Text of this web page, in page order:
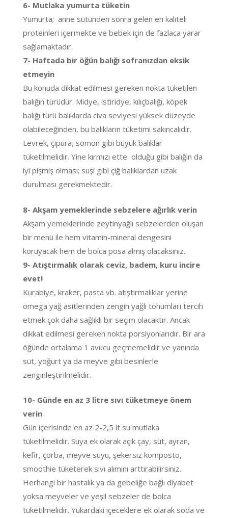
6- Mutlaka yumurta tüketin
Yumurta; anne sütünden sonra gelen en kaliteli
proteinleri içermekte ve bebek için de fazlaca yarar
sağlamaktadır.
7- Haftada bir öğün balığı sofranızdan eksik
etmeyin
Bu konuda dikkat edilmesi gereken nokta tüketilen
balığın türüdür. Midye, istiridye, kılıçbalığı, köpek
balığı türü balıklarda civa seviyesi yüksek düzeyde
olabileceğinden, bu balıkların tüketimi sakıncalıdır.
Levrek, çipura, somon gibi büyük balıklar
tüketilmelidir. Yine kırmızı ette olduğu gibi balığın da
iyi pişmiş olması; suşi gibi çiğ balıklardan uzak
durulması gerekmektedir.
8- Akşam yemeklerinde sebzelere ağırlık verin
Akşam yemeklerinde zeytinyağlı sebzelerden oluşan
bir menü ile hem vitamin-mineral dengesini
koruyacak hem de bolca posa almış olacaksınız.
9- Atıştırmalık olarak ceviz, badem, kuru incire
evet!
Kurabiye, kraker, pasta vb. atıştırmalıklar yerine
omega yağ asitlerinden zengin yağlı tohumları tercih
etmek çok daha sağlıklı bir seçim olacaktır. Ancak
dikkat edilmesi gereken nokta porsiyonlarıdır. Bir ara
öğünde ortalama 1 avucu geçmemelidir ve yanında
süt, yoğurt ya da meyve gibi besinlerle
zenginleştirilmelidir.
10- Günde en az 3 litre sıvı tüketmeye önem
verin
Gün içerisinde en az 2-2,5 lt su mutlaka
tüketilmelidir. Suya ek olarak açık çay, süt, ayran,
kefir, çorba, meyve suyu, şekersiz komposto,
smoothie tüketerek sıvı alımını arttırabilirsiniz.
Herhangi bir hastalık ya da gebeliğe bağlı diyabet
yoksa meyveler ve yeşil sebzeler de bolca
tüketilmelidir. Yukardaki içeceklere ek olarak soda ve